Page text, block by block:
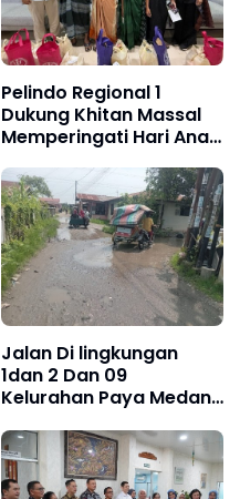
Pelindo Regional 1
Dukung Khitan Massal
Memperingati Hari Anak
Jalan Di lingkungan
1dan 2 Dan 09
Kelurahan Paya Medan
Tanpa Ada Perbaikan
dari Dinas SDABMBK
Kota Medan